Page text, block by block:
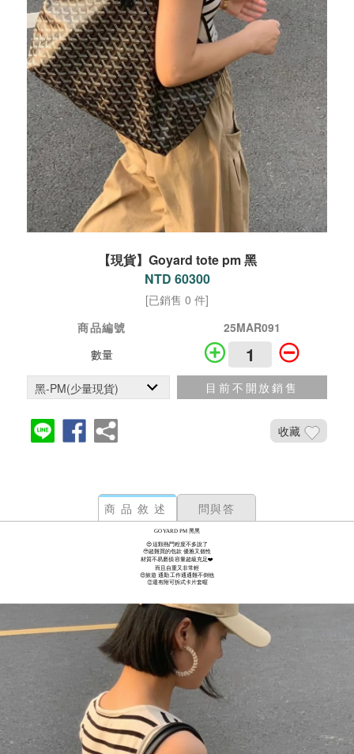
【現貨】Goyard tote pm 黑
NTD 60300
[已銷售 0 件]
商品編號
25MAR091
數量
目前不開放銷售
收藏
商品敘述 問與答